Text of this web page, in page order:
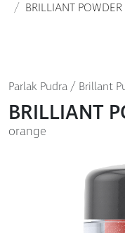
BRILLIANT
Parlak Pudra / Brillant
BRILLIANT
orange